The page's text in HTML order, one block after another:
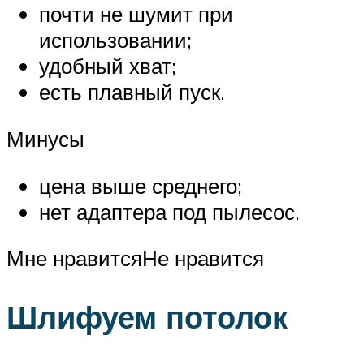
почти не шумит при
использовании;
удобный хват;
есть плавный пуск.
Минусы
цена выше среднего;
нет адаптера под пылесос.
Мне нравитсяНе нравится
Шлифуем потолок